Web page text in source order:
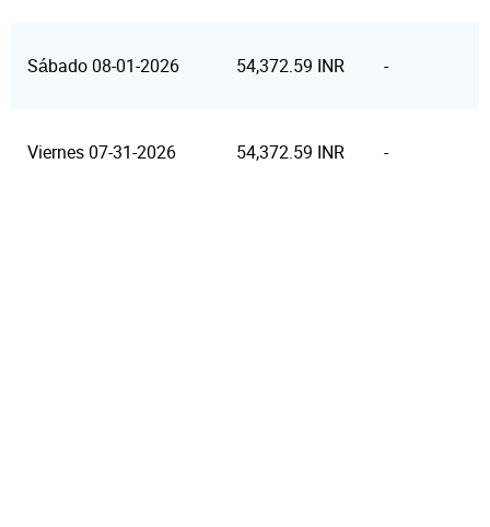
Sábado 08-01-2026 54,372.59 INR -
Viernes 07-31-2026 54,372.59 INR -